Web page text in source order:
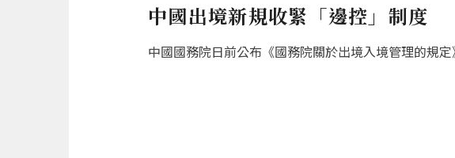
中國出境新規收緊「邊控」制度
中國國務院日前公布《國務院關於出境入境管理的規